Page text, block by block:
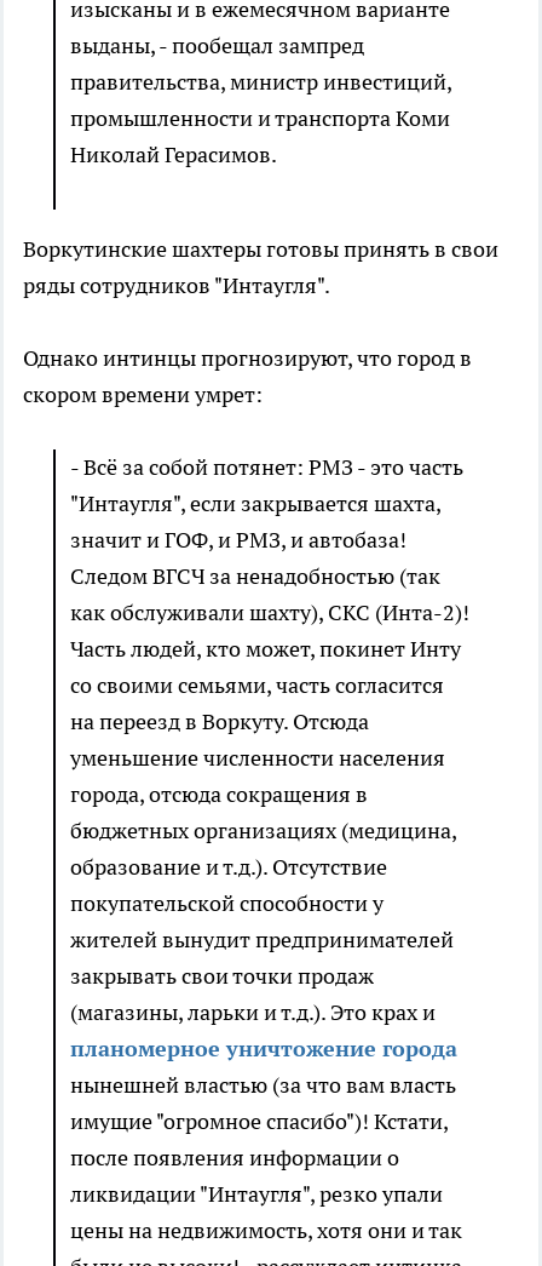
изысканы и в ежемесячном варианте
выданы, - пообещал зампред
правительства, министр инвестиций,
промышленности и транспорта Коми
Николай Герасимов.
Воркутинские шахтеры готовы принять в свои
ряды сотрудников "Интаугля".
Однако интинцы прогнозируют, что город в
скором времени умрет:
- Всё за собой потянет: РМЗ - это часть
"Интаугля", если закрывается шахта,
значит и ГОФ, и РМЗ, и автобаза!
Следом ВГСЧ за ненадобностью (так
как обслуживали шахту), СКС (Инта-2)!
Часть людей, кто может, покинет Инту
со своими семьями, часть согласится
на переезд в Воркуту. Отсюда
уменьшение численности населения
города, отсюда сокращения в
бюджетных организациях (медицина,
образование и т.д.). Отсутствие
покупательской способности у
жителей вынудит предпринимателей
закрывать свои точки продаж
(магазины, ларьки и т.д.). Это крах и
планомерное уничтожение города
нынешней властью (за что вам власть
имущие "огромное спасибо")! Кстати,
после появления информации о
ликвидации "Интаугля", резко упали
цены на недвижимость, хотя они и так